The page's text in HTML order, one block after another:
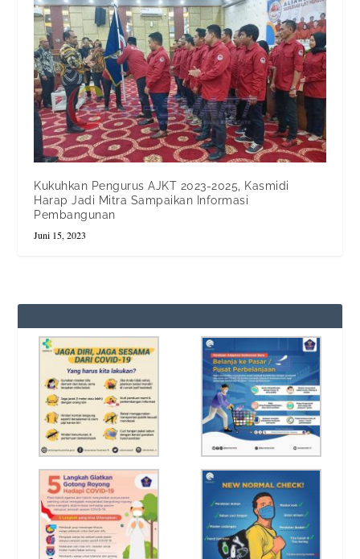
Kukuhkan Pengurus AJKT 2023-2025, Kasmidi
Harap Jadi Mitra Sampaikan Informasi
Pembangunan
Juni 15, 2023